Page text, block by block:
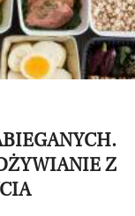
Z